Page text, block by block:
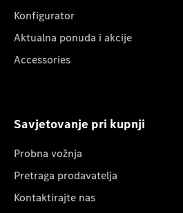
Konfigurator
Aktualna ponuda i akcije
Accessories
Savjetovanje pri kupnji
Probna vožnja
Pretraga prodavatelja
Kontaktirajte nas